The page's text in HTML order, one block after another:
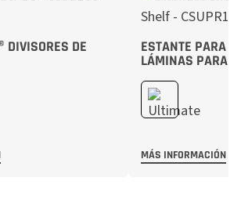
DIVISORES DE ESTANTE PARA
LÁMINAS PARA
MÁS INFORMACIÓN